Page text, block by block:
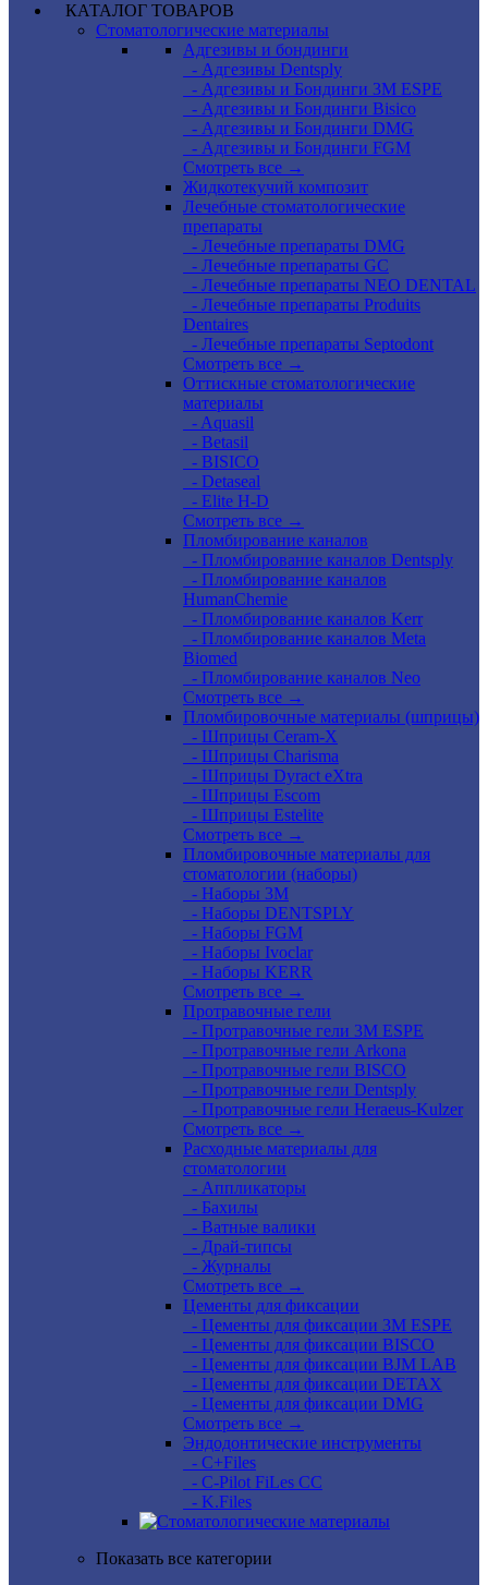
КАТАЛОГ ТОВАРОВ
Стоматологические материалы
Адгезивы и бондинги
- Адгезивы Dentsply
- Адгезивы и Бондинги 3M ESPE
- Адгезивы и Бондинги Bisico
- Адгезивы и Бондинги DMG
- Адгезивы и Бондинги FGM
Смотреть все →
Жидкотекучий композит
Лечебные стоматологические
препараты
- Лечебные препараты DMG
- Лечебные препараты GC
- Лечебные препараты NEO DENTAL
- Лечебные препараты Produits
Dentaires
- Лечебные препараты Septodont
Смотреть все →
Оттискные стоматологические
материалы
- Aquasil
- Betasil
- BISICO
- Detaseal
- Elite H-D
Смотреть все →
Пломбирование каналов
- Пломбирование каналов Dentsply
- Пломбирование каналов
HumanChemie
- Пломбирование каналов Kerr
- Пломбирование каналов Meta
Biomed
- Пломбирование каналов Neo
Смотреть все →
Пломбировочные материалы (шприцы)
- Шприцы Ceram-X
- Шприцы Charisma
- Шприцы Dyract eXtra
- Шприцы Escom
- Шприцы Estelite
Смотреть все →
Пломбировочные материалы для
стоматологии (наборы)
- Наборы 3М
- Наборы DENTSPLY
- Наборы FGM
- Наборы Ivoclar
- Наборы KERR
Смотреть все →
Протравочные гели
- Протравочные гели 3М ESPE
- Протравочные гели Arkona
- Протравочные гели BISCO
- Протравочные гели Dentsply
- Протравочные гели Heraeus-Kulzer
Смотреть все →
Расходные материалы для
стоматологии
- Аппликаторы
- Бахилы
- Ватные валики
- Драй-типсы
- Журналы
Смотреть все →
Цементы для фиксации
- Цементы для фиксации 3M ESPE
- Цементы для фиксации BISCO
- Цементы для фиксации BJM LAB
- Цементы для фиксации DETAX
- Цементы для фиксации DMG
Смотреть все →
Эндодонтические инструменты
- C+Files
- C-Pilot FiLes CC
- K.Files
Показать все категории